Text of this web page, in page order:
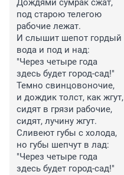
Дождями сумрак сжат,
под старою телегою
рабочие лежат.
И слышит шепот гордый
вода и под и над:
"Через четыре года
здесь будет город-сад!"
Темно свинцовоночие,
и дождик толст, как жгут,
сидят в грязи рабочие,
сидят, лучину жгут.
Сливеют губы с холода,
но губы шепчут в лад:
"Через четыре года
здесь будет город-сад!"